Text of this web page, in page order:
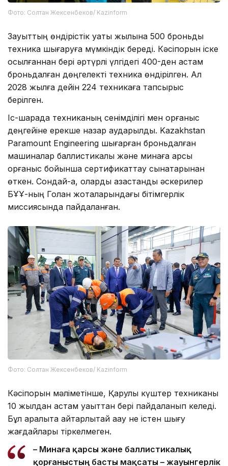
Фото: Солтан Жексенбеков/ Kazinform
Зауыттың өндірістік қуаты жылына 500 броньды
техника шығаруға мүмкіндік береді. Кәсіпорын іске
қосылғаннан бері әртүрлі үлгідегі 400-ден астам
броньдалған дөңгелекті техника өндірілген. Ал
2028 жылға дейін 224 техникаға тапсырыс
берілген.
Іс-шарада техниканың сенімділігі мен қорғаныс
деңгейіне ерекше назар аударылды. Kazakhstan
Paramount Engineering шығарған броньдалған
машиналар баллистикалық және минаға қарсы
қорғаныс бойынша сертификаттау сынақтарынан
өткен. Сондай-ақ, оларды қазақстандық әскерилер
БҰҰ-ның Голан жоталарындағы бітімгерлік
миссиясында пайдаланған.
Фото: Солтан Жексенбеков/ Kazinform
Кәсіпорын мәліметінше, Қарулы күштер техниканы
10 жылдан астам уақыттан бері пайдаланып келеді.
Бұл аралықта айтарлықтай ақау не істен шығу
жағдайлары тіркелмеген.
– Минаға қарсы және баллистикалық
қорғаныстың басты мақсаты – жауынгерлік